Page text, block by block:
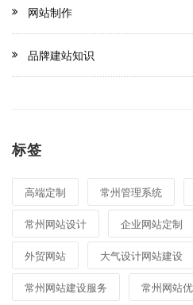
网站制作
品牌建站知识
标签
高端定制 常州管理系统
常州网站设计 企业网站定制
外贸网站 大气设计网站建设
常州网站建设服务 常州网站